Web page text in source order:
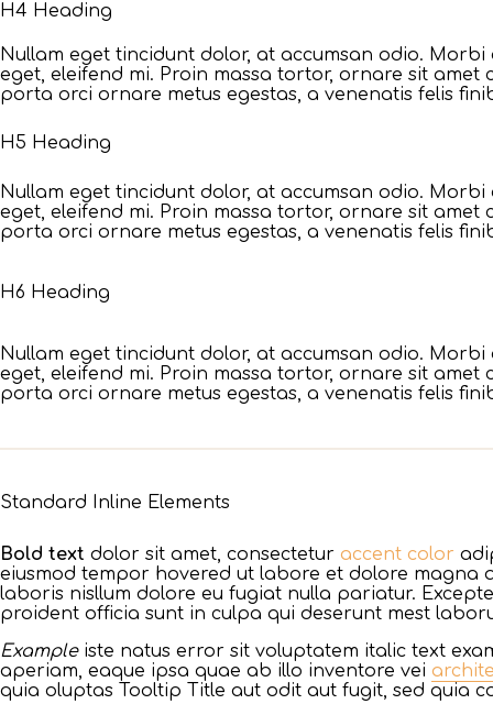
H4 Heading
Nullam eget tincidunt dolor, at accumsan odio.
eget, eleifend mi. Proin massa tortor, ornare sit amet
porta orci ornare metus egestas, a venenatis felis
H5 Heading
Nullam eget tincidunt dolor, at accumsan odio.
eget, eleifend mi. Proin massa tortor, ornare sit amet
porta orci ornare metus egestas, a venenatis felis
H6 Heading
Nullam eget tincidunt dolor, at accumsan odio.
eget, eleifend mi. Proin massa tortor, ornare sit amet
porta orci ornare metus egestas, a venenatis felis
Standard Inline Elements
Bold text dolor sit amet, consectetur accent color
eiusmod tempor hovered ut labore et dolore magna
laboris nisllum dolore eu fugiat nulla pariatur.
proident officia sunt in culpa qui deserunt mest
Exampleiste natus error sit voluptatem italic text
aperiam, eaque ipsa quae ab illo inventore vei
quia oluptas Tooltip Title aut odit aut fugit, sed quia